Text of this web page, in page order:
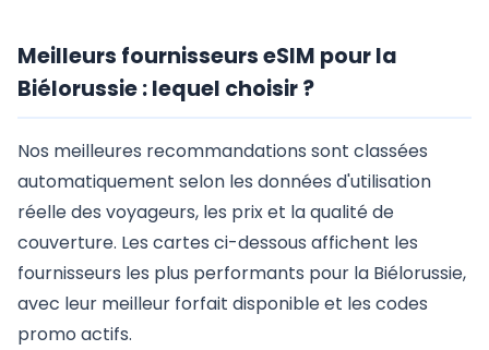
Meilleurs fournisseurs eSIM pour la
Biélorussie : lequel choisir ?
Nos meilleures recommandations sont classées
automatiquement selon les données d'utilisation
réelle des voyageurs, les prix et la qualité de
couverture. Les cartes ci-dessous affichent les
fournisseurs les plus performants pour la Biélorussie,
avec leur meilleur forfait disponible et les codes
promo actifs.